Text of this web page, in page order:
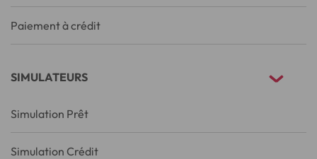
Paiement à crédit
SIMULATEURS
Simulation Prêt
Simulation Crédit